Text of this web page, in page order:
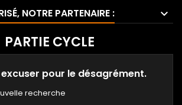
NOTRE PARTENAIRE :
PARTIE CYCLE
pour le désagrément.
recherche